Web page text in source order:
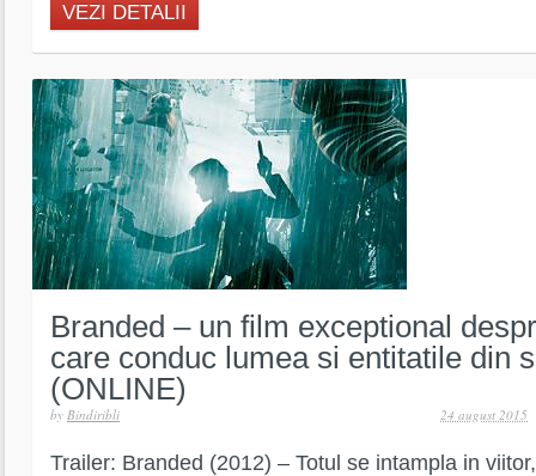
VEZI DETALII
Branded – un film exceptional
care conduc lumea si entitatile din
(ONLINE)
by Bindiribli 24 august 2015
Trailer: Branded (2012) – Totul se intampla in